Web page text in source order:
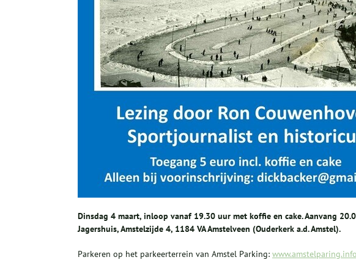
Dinsdag 4 maart, inloop vanaf 19.30 uur met koffie en cake. Aanvang
Jagershuis, Amstelzijde 4, 1184 VA Amstelveen (Ouderkerk a.d. Amstel).
Parkeren op het parkeerterrein van Amstel Parking: www.amstelparing.info